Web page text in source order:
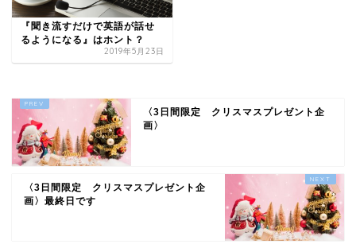
『聞き流すだけで英語が話せ
るようになる』はホント？
2019年5月23日
〈3日間限定 クリスマスプレゼント企
画〉
〈3日間限定 クリスマスプレゼント企
画〉最終日です